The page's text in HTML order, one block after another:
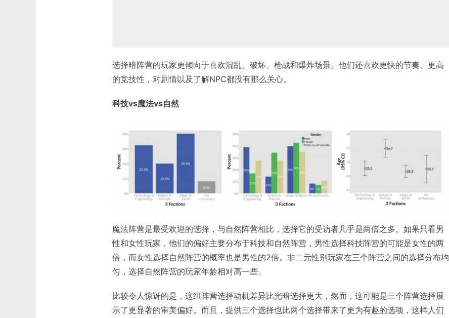
选择暗阵营的玩家更倾向于喜欢混乱、破坏、枪战和爆炸场景。他们还喜欢更快的节奏、更高
的竞技性，对剧情以及了解NPC都没有那么关心。
科技vs魔法vs自然
魔法阵营是最受欢迎的选择，与自然阵营相比，选择它的受访者几乎是两倍之多。如果只看男
性和女性玩家，他们的偏好主要分布于科技和自然阵营，男性选择科技阵营的可能是女性的两
倍，而女性选择自然阵营的概率也是男性的2倍。非二元性别玩家在三个阵营之间的选择分布均
匀，选择自然阵营的玩家年龄相对高一些。
比较令人惊讶的是，这组阵营选择动机差异比光暗选择更大，然而，这可能是三个阵营选择展
示了更显著的审美偏好。而且，提供三个选择也比两个选择带来了更为有趣的选项，这样人们